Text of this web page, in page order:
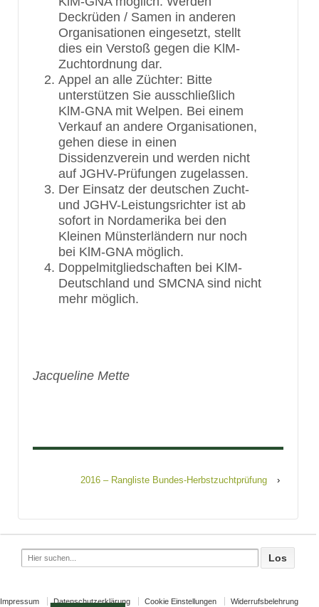
Deckrüden / Samen in anderen
Organisationen eingesetzt, stellt
dies ein Verstoß gegen die KlM-
Zuchtordnung dar.
Appel an alle Züchter: Bitte
unterstützen Sie ausschließlich
KlM-GNA mit Welpen. Bei einem
Verkauf an andere Organisationen,
gehen diese in einen
Dissidenzverein und werden nicht
auf JGHV-Prüfungen zugelassen.
Der Einsatz der deutschen Zucht-
und JGHV-Leistungsrichter ist ab
sofort in Nordamerika bei den
Kleinen Münsterländern nur noch
bei KlM-GNA möglich.
Doppelmitgliedschaften bei KlM-
Deutschland und SMCNA sind nicht
mehr möglich.
Jacqueline Mette
2016 – Rangliste Bundes-Herbstzuchtprüfung ›
Search
for:
Impressum Datenschutzerklärung Cookie Einstellungen Widerrufsbelehrung